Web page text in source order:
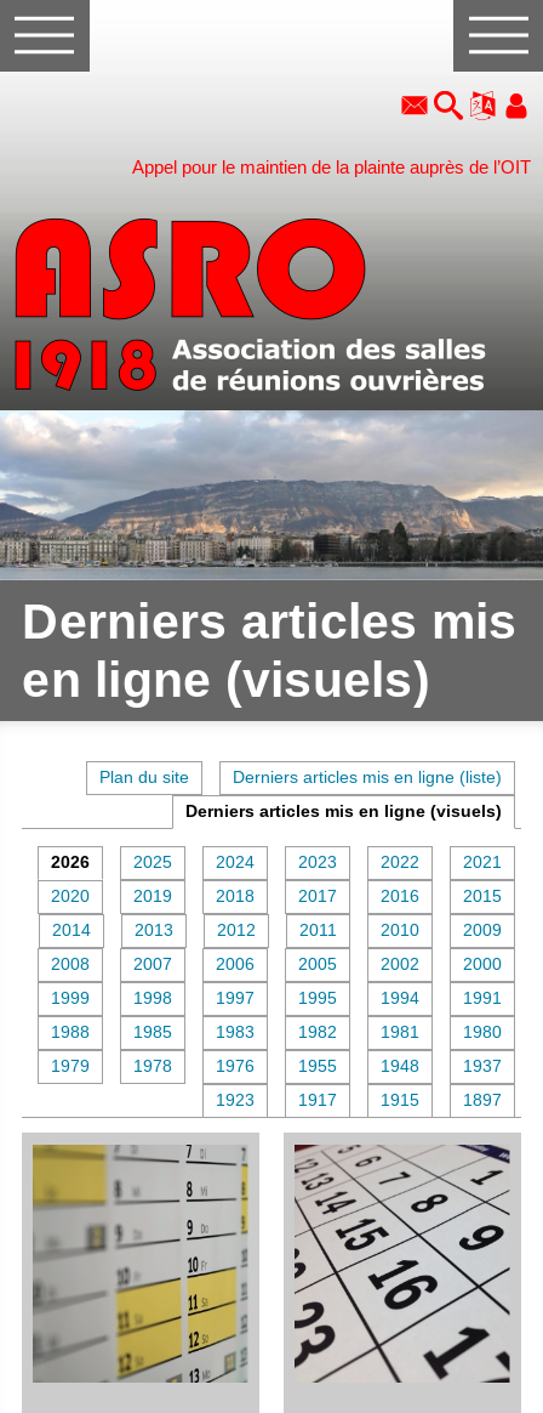
Appel pour le maintien de la plainte auprès de l’OIT
Derniers articles mis
en ligne (visuels)
Plan du site
Derniers articles mis en ligne (liste)
Derniers articles mis en ligne (visuels)
2026 2025 2024 2023 2022
2021
2020
2019 2018 2017 2016
2015
2014
2013 2012 2011 2010
2009
2008
2007 2006 2005 2002
2000
1999
1998 1997 1995 1994
1991
1988
1985 1983 1982 1981
1980
1979
1978 1976 1955 1948
1937
1923
1917 1915 1897